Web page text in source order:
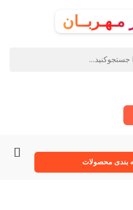
مـهـربــان
بندی محصولات